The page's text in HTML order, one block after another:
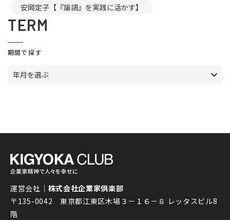
安岡定子【『論語』を実践に活かす】
TERM
期間で探す
年月を選ぶ
運営会社｜ 株式会社企業家倶楽部
〒135-0042 東京都江東区木場３－１６－８ レッタスビル8
階